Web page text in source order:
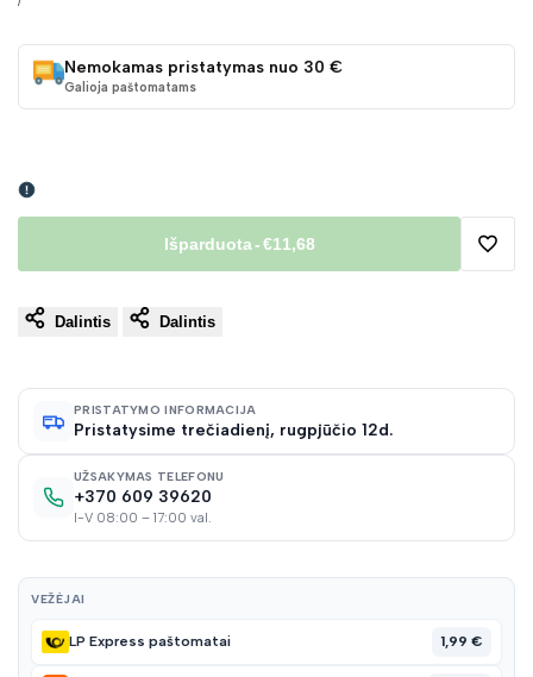
Nemokamas pristatymas nuo 30 €
Galioja paštomatams
Išparduota-€11,68
Dalintis Dalintis
PRISTATYMO INFORMACIJA
Pristatysime trečiadienį, rugpjūčio 12d.
UŽSAKYMAS TELEFONU
+370 609 39620
I-V 08:00 – 17:00 val.
VEŽĖJAI
LP Express paštomatai 1,99 €